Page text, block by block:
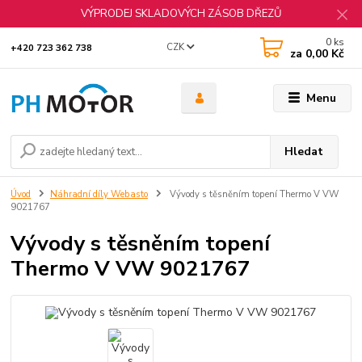
VÝPRODEJ SKLADOVÝCH ZÁSOB DŘEZŮ
Menu
CZK
Hledat
+420 723 362 738 0 ks
za 0,00 Kč
Úvod Náhradní díly Webasto
Vývody s těsněním topení Thermo V VW
9021767
Vývody s těsněním topení
Thermo V VW 9021767